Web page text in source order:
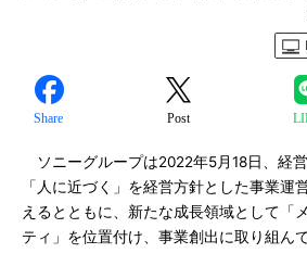
Share Post
ソニーグループは2022年5月18日、経営
「人に近づく」を経営方針とした事業運
えるとともに、新たな成長領域として「
ティ」を位置付け、事業創出に取り組ん